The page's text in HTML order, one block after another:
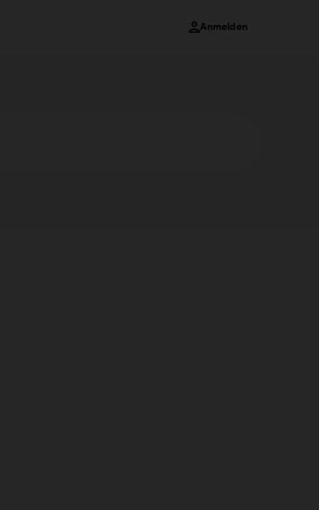
Anmelden